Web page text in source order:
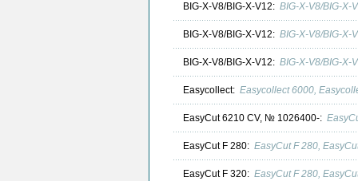
BIG-X-V8/BIG-X-V12: BIG-X-V8/BIG-
BIG-X-V8/BIG-X-V12: BIG-X-V8/BIG-
BIG-X-V8/BIG-X-V12: BIG-X-V8/BIG-
Easycollect: Easycollect 6000,
EasyCut 6210 CV, № 1026400-:
EasyCut F 280: EasyCut F 280,
EasyCut F 320: EasyCut F 280,